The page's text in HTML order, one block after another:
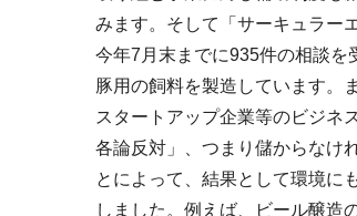
みます。そして「サーキュラー
今年7月末までに935件の相談を
豚用の飼料を製造しています。
スタートアップ企業等のビジネ
各論反対」、つまり儲からなけ
とによって、結果として環境に
しました。例えば、ビール醸造